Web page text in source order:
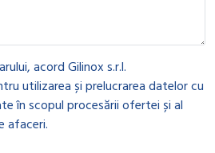
acord Gilinox s.r.l.
utilizarea și prelucrarea datelor cu
în scopul procesării ofertei și al
afaceri.